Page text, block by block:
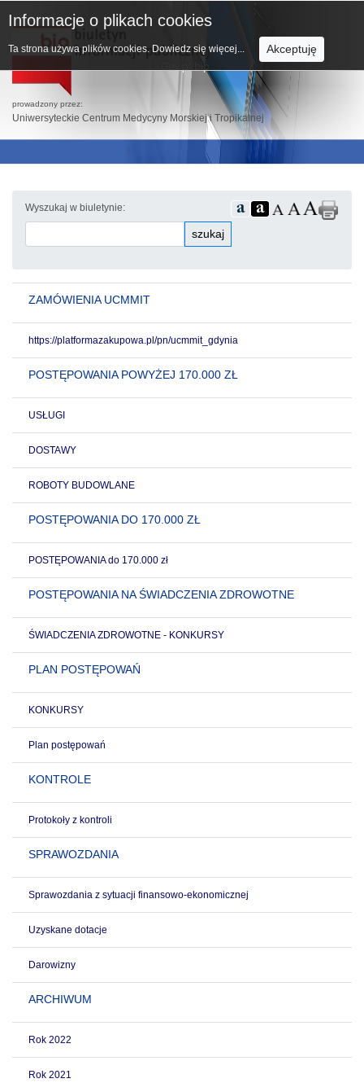
prowadzony przez:
Uniwersyteckie Centrum Medycyny Morskiej i Tropikalnej
Wyszukaj w biuletynie:
szukaj
ZAMÓWIENIA UCMMIT
https://platformazakupowa.pl/pn/ucmmit_gdynia
POSTĘPOWANIA POWYŻEJ 170.000 ZŁ
USŁUGI
DOSTAWY
ROBOTY BUDOWLANE
POSTĘPOWANIA DO 170.000 ZŁ
POSTĘPOWANIA do 170.000 zł
POSTĘPOWANIA NA ŚWIADCZENIA ZDROWOTNE
ŚWIADCZENIA ZDROWOTNE - KONKURSY
PLAN POSTĘPOWAŃ
KONKURSY
Plan postępowań
KONTROLE
Protokoły z kontroli
SPRAWOZDANIA
Sprawozdania z sytuacji finansowo-ekonomicznej
Uzyskane dotacje
Darowizny
ARCHIWUM
Rok 2022
Rok 2021
Informacje o plikach cookies
Ta strona używa plików cookies. Dowiedz się więcej... Akceptuję